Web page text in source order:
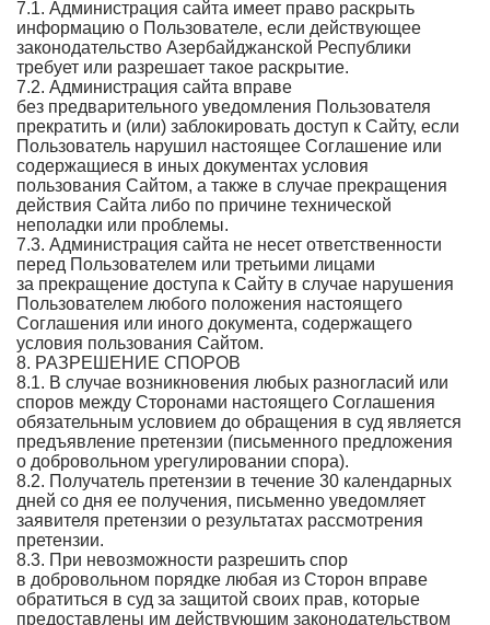
7.1. Администрация сайта имеет право раскрыть
информацию о Пользователе, если действующее
законодательство Азербайджанской Республики
требует или разрешает такое раскрытие.
7.2. Администрация сайта вправе
без предварительного уведомления Пользователя
прекратить и (или) заблокировать доступ к Сайту, если
Пользователь нарушил настоящее Соглашение или
содержащиеся в иных документах условия
пользования Сайтом, а также в случае прекращения
действия Сайта либо по причине технической
неполадки или проблемы.
7.3. Администрация сайта не несет ответственности
перед Пользователем или третьими лицами
за прекращение доступа к Сайту в случае нарушения
Пользователем любого положения настоящего
Соглашения или иного документа, содержащего
условия пользования Сайтом.
8. РАЗРЕШЕНИЕ СПОРОВ
8.1. В случае возникновения любых разногласий или
споров между Сторонами настоящего Соглашения
обязательным условием до обращения в суд является
предъявление претензии (письменного предложения
о добровольном урегулировании спора).
8.2. Получатель претензии в течение 30 календарных
дней со дня ее получения, письменно уведомляет
заявителя претензии о результатах рассмотрения
претензии.
8.3. При невозможности разрешить спор
в добровольном порядке любая из Сторон вправе
обратиться в суд за защитой своих прав, которые
предоставлены им действующим законодательством